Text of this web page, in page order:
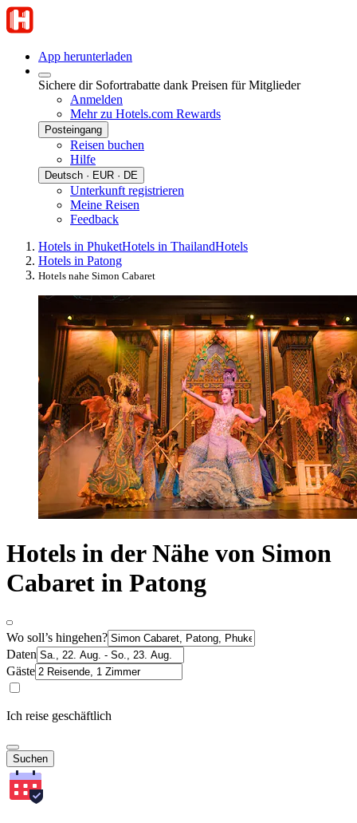
App herunterladen
Sichere dir Sofortrabatte dank Preisen für Mitglieder
Anmelden
Mehr zu Hotels.com Rewards
Posteingang
Reisen buchen
Hilfe
Deutsch · EUR · DE
Unterkunft registrieren
Meine Reisen
Feedback
Hotels in PhuketHotels in ThailandHotels
Hotels in Patong
Hotels nahe Simon Cabaret
Hotels in der Nähe von Simon
Cabaret in Patong
Wo soll’s hingehen?
Daten
Gäste
Ich reise geschäftlich
Suchen